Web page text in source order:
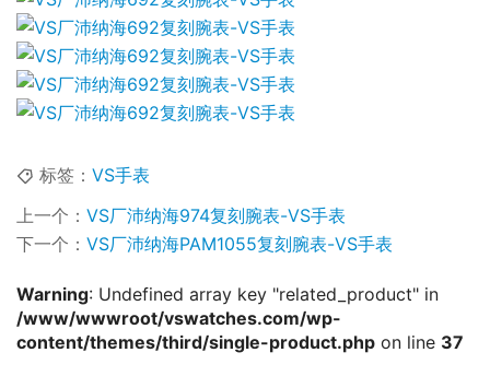
标签： VS手表
上一个： VS厂沛纳海974复刻腕表-VS手表
下一个： VS厂沛纳海PAM1055复刻腕表-VS手表
Warning: Undefined array key "related_product" in
/www/wwwroot/vswatches.com/wp-
content/themes/third/single-product.php on line 37